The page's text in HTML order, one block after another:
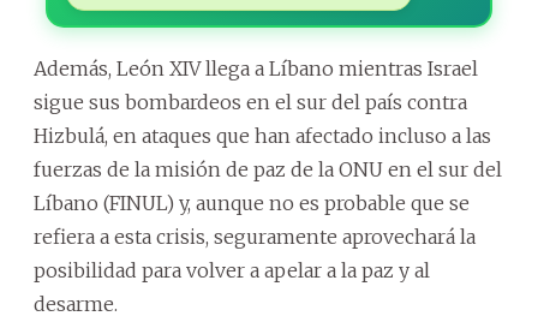
Además, León XIV llega a Líbano mientras Israel
sigue sus bombardeos en el sur del país contra
Hizbulá, en ataques que han afectado incluso a las
fuerzas de la misión de paz de la ONU en el sur del
Líbano (FINUL) y, aunque no es probable que se
refiera a esta crisis, seguramente aprovechará la
posibilidad para volver a apelar a la paz y al
desarme.